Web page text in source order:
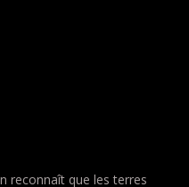
reconnaît que les terres